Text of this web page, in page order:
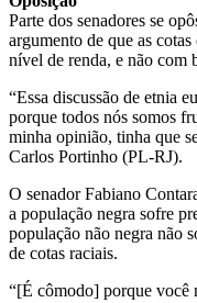
Parte dos senadores se
argumento de que as
nível de renda, e não com
“Essa discussão de etnia
porque todos nós somos
minha opinião, tinha que
Carlos Portinho (PL-RJ).
O senador Fabiano
a população negra sofre
população não negra não
de cotas raciais.
“[É cômodo] porque você